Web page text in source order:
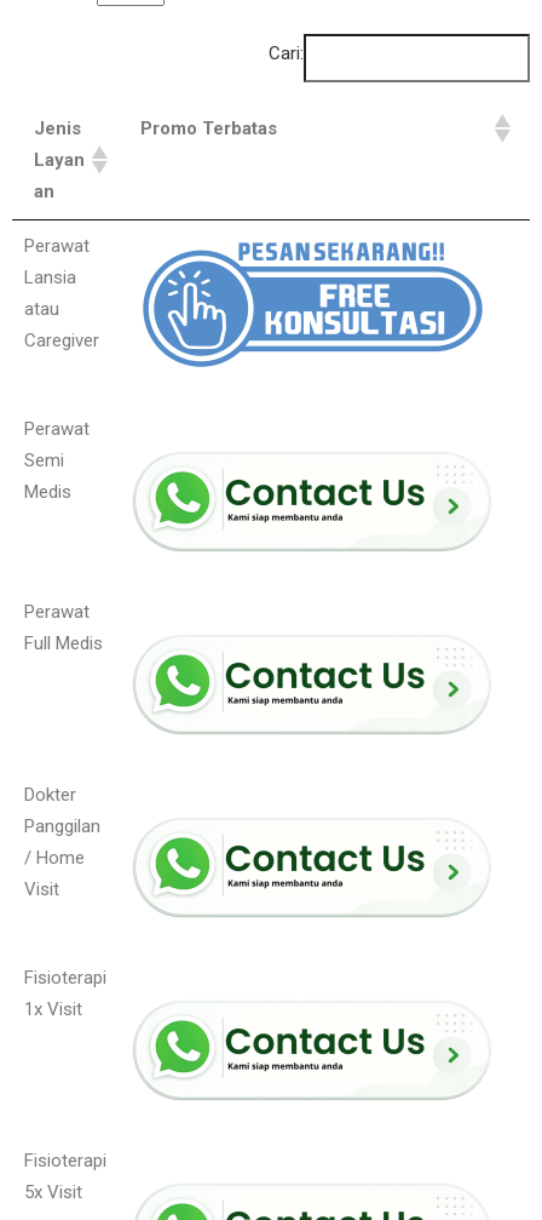
Cari:
Jenis
Layan
an
Promo Terbatas
Perawat
Lansia
atau
Caregiver
Perawat
Semi
Medis
Perawat
Full Medis
Dokter
Panggilan
/ Home
Visit
Fisioterapi
1x Visit
Fisioterapi
5x Visit